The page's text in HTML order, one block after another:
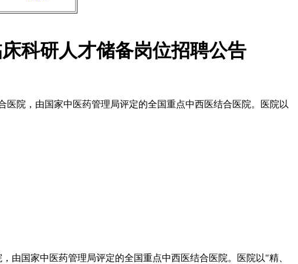
科研人才储备岗位招聘公告
院，由国家中医药管理局评定的全国重点中西医结合医院。医院以
国家中医药管理局评定的全国重点中西医结合医院。医院以"精、